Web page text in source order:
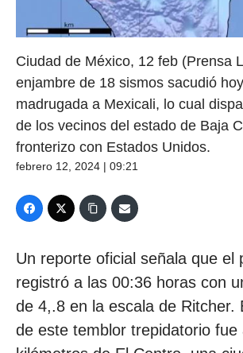
Ciudad de México, 12 feb (Prensa
enjambre de 18 sismos sacudió
madrugada a Mexicali, lo cual
de los vecinos del estado de Baja
fronterizo con Estados Unidos.
febrero 12, 2024 | 09:21
Un reporte oficial señala que el
registró a las 00:36 horas con
de 4,.8 en la escala de Ritcher.
de este temblor trepidatorio fue